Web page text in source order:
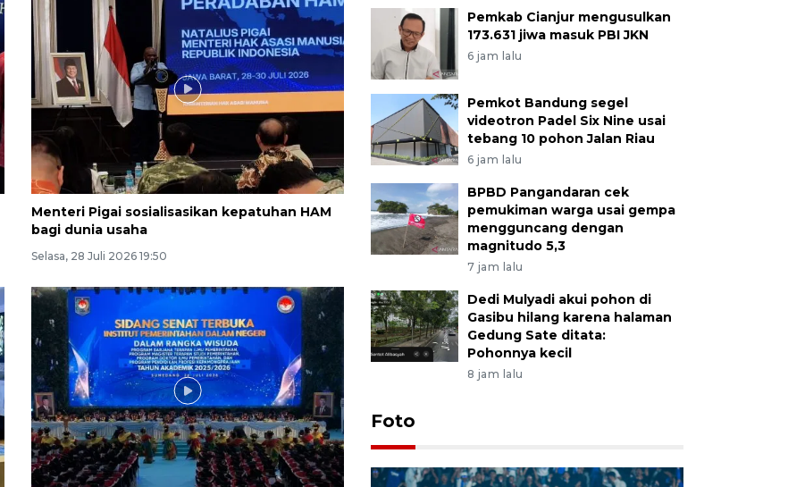
Menteri Pigai sosialisasikan kepatuhan HAM
bagi dunia usaha
Selasa, 28 Juli 2026 19:50
Pemkab Cianjur mengusulkan
173.631 jiwa masuk PBI JKN
6 jam lalu
Pemkot Bandung segel
videotron Padel Six Nine usai
tebang 10 pohon Jalan Riau
6 jam lalu
BPBD Pangandaran cek
pemukiman warga usai gempa
mengguncang dengan
magnitudo 5,3
7 jam lalu
Dedi Mulyadi akui pohon di
Gasibu hilang karena halaman
Gedung Sate ditata:
Pohonnya kecil
8 jam lalu
Foto